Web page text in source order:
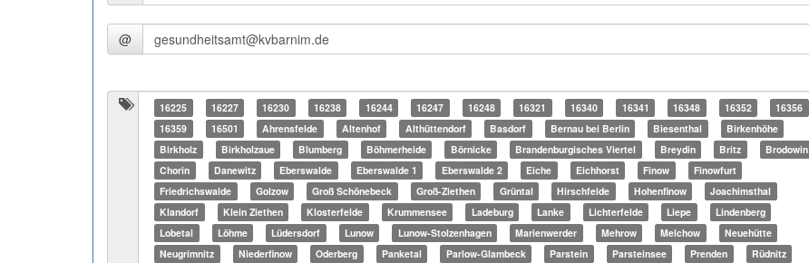
@
16225 16227 16230 16238 16244 16247 16248 16321 16340 16341 16348 16352
16356
16359
16501 Ahrensfelde Altenhof Althüttendorf Basdorf Bernau bei Berlin Biesenthal
Birkenhöhe
Birkholz
Birkholzaue Blumberg Böhmerheide Börnicke Brandenburgisches Viertel Breydin Britz
Brodowin
Chorin
Danewitz Eberswalde Eberswalde 1 Eberswalde 2 Eiche Eichhorst Finow
Finowfurt
Friedrichswalde
Golzow Groß Schönebeck Groß-Ziethen Grüntal Hirschfelde Hohenfinow
Joachimsthal
Klandorf
Klein Ziethen Klosterfelde Krummensee Ladeburg Lanke Lichterfelde Liepe
Lindenberg
Lobetal
Löhme Lüdersdorf Lunow Lunow-Stolzenhagen Marienwerder Mehrow Melchow
Neuehütte
Neugrimnitz
Niederfinow Oderberg Panketal Parlow-Glambeck Parstein Parsteinsee Prenden Rüdnitz